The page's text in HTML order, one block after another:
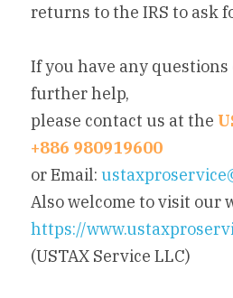
returns to the IRS to ask
If you have any questions
further help,
please contact us at the
+886 980919600
or Email:
https://
(USTAX Service LLC)